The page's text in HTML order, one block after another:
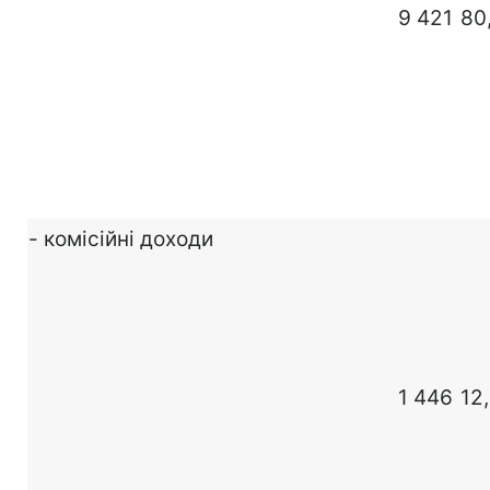
9 421
- комісійні доходи
1 446